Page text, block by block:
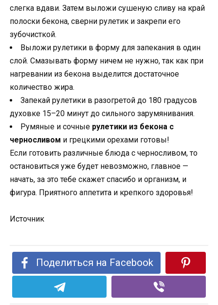
слегка вдави. Затем выложи сушеную сливу на край
полоски бекона, сверни рулетик и закрепи его
зубочисткой.
Выложи рулетики в форму для запекания в один
слой. Смазывать форму ничем не нужно, так как при
нагревании из бекона выделится достаточное
количество жира.
Запекай рулетики в разогретой до 180 градусов
духовке 15–20 минут до сильного зарумянивания.
Румяные и сочные рулетики из бекона с
черносливом и грецкими орехами готовы!
Если готовить различные блюда с черносливом, то
остановиться уже будет невозможно, главное —
начать, за это тебе скажет спасибо и организм, и
фигура. Приятного аппетита и крепкого здоровья!
Источник
Поделиться на Facebook